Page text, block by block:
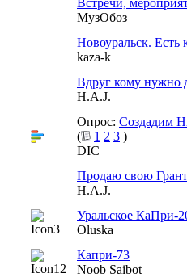
Встречи,
МузОбоз
Новоуральск. Есть
kaza-k
Вдруг кому нужно
H.A.J.
Опрос: Создадим
(
1 2 3 )
DIC
Продаю свою
H.A.J.
Уральское КаПри-
Oluska
Капри-73
Noob Saibot